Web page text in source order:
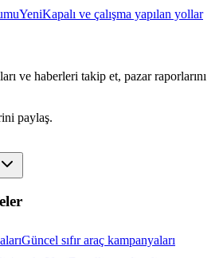
YeniKapalı ve çalışma yapılan yollar
ve haberleri takip et, pazar raporlarını
paylaş.
Güncel sıfır araç kampanyaları